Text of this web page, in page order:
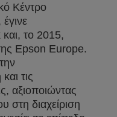
Κέντρο
το 2015,
Epson Europe.
τις
αξιοποιώντας
στη διαχείριση